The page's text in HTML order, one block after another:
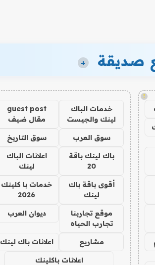
صديقة +
!
خدمات الباك
لينك والجيست
guest post
مقال ضيف
سوق العرب سوق التاريخ
باك لينك باقة
20
اعلانات الباك
لينك
أقوى باقة باك
لينك
خدمات با كلينك
2026
موقع تجاربنا
تجارب الحياه
ديوان العرب
مشاريع اعلانات باك لينك
اعلانات باكلينك